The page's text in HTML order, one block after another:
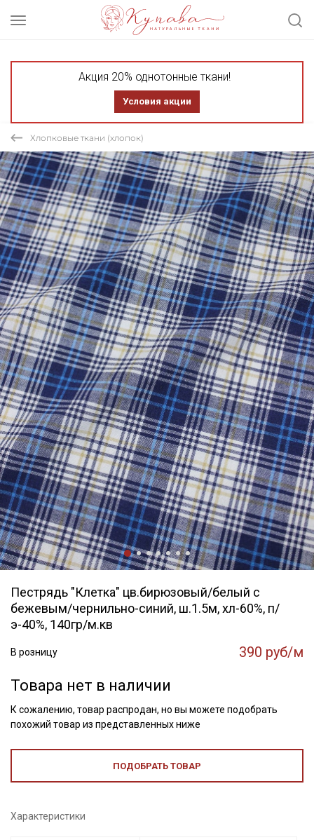
Акция 20% однотонные ткани!
Условия акции
Хлопковые ткани (хлопок)
Пестрядь "Клетка" цв.бирюзовый/белый с
бежевым/чернильно-синий, ш.1.5м, хл-60%, п/
э-40%, 140гр/м.кв
В розницу 390 руб/м
Товара нет в наличии
К сожалению, товар распродан, но вы можете подобрать
похожий товар из представленных ниже
ПОДОБРАТЬ ТОВАР
Характеристики